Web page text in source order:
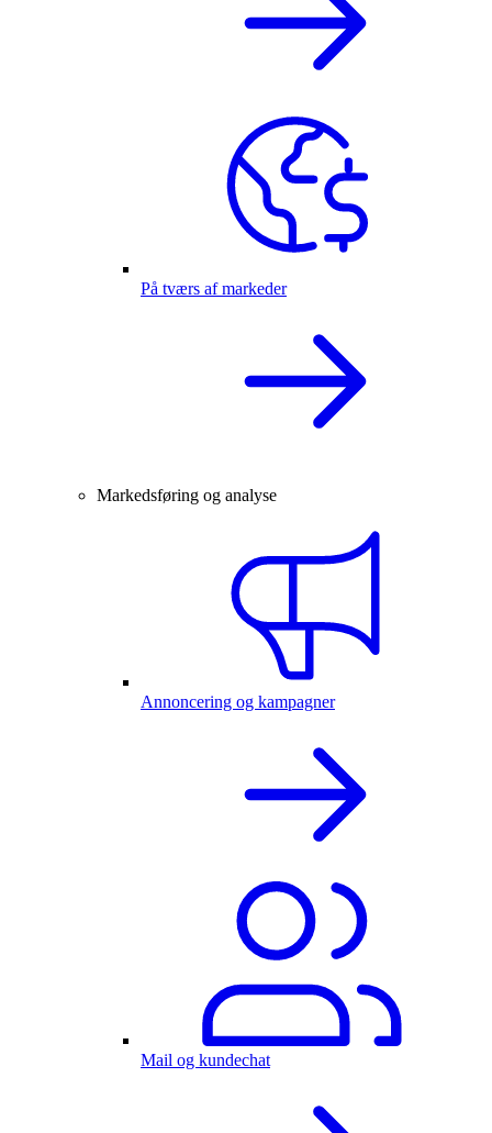
På tværs af markeder
Markedsføring og analyse
Annoncering og kampagner
Mail og kundechat